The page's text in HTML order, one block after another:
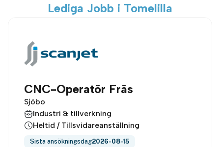
Lediga Jobb i Tomelilla
CNC-Operatör Fräs
Sjöbo
Industri & tillverkning
Heltid / Tillsvidareanställning
Sista ansökningsdag2026-08-15